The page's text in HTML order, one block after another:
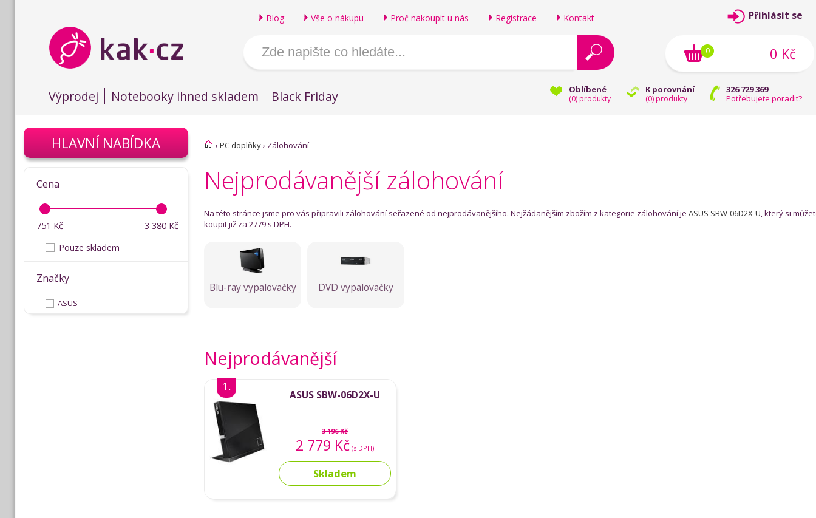
Blog Vše o nákupu Proč nakoupit u nás Registrace Kontakt
Oblíbené
(0) produkty
K porovnání
(0) produkty
326 729 369
Potřebujete poradit?
Výprodej Notebooky ihned skladem Black Friday
Přihlásit se
0 Kč
0
› PC doplňky› Zálohování
Nejprodávanější zálohování
Na této stránce jsme pro vás připravili zálohování seřazené od nejprodávanějšího. Nejžádanějším zbožím z kategorie zálohování je ASUS SBW-06D2X-U, který si
koupit již za 2779 s DPH.
Blu-ray vypalovačky DVD vypalovačky
Nejprodávanější
1.
ASUS SBW-06D2X-U
3 196 Kč
2 779 Kč (s DPH)
Skladem
HLAVNÍ NABÍDKA
Cena
751 Kč 3 380 Kč
Pouze skladem
Značky
ASUS